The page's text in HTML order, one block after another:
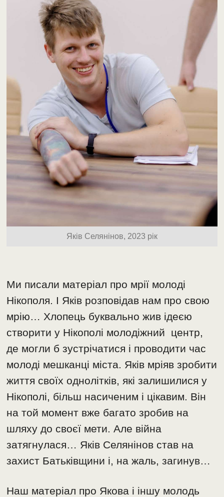
Яків Селянінов, 2023 рік
Ми писали матеріал про мрії молоді
Нікополя. І Яків розповідав нам про свою
мрію… Хлопець буквально жив ідеєю
створити у Нікополі молодіжний центр,
де могли б зустрічатися і проводити час
молоді мешканці міста. Яків мріяв зробити
життя своїх однолітків, які залишилися у
Нікополі, більш насиченим і цікавим. Він
на той момент вже багато зробив на
шляху до своєї мети. Але війна
затягнулася… Яків Селянінов став на
захист Батьківщини і, на жаль, загинув…
Наш матеріал про Якова і іншу молодь